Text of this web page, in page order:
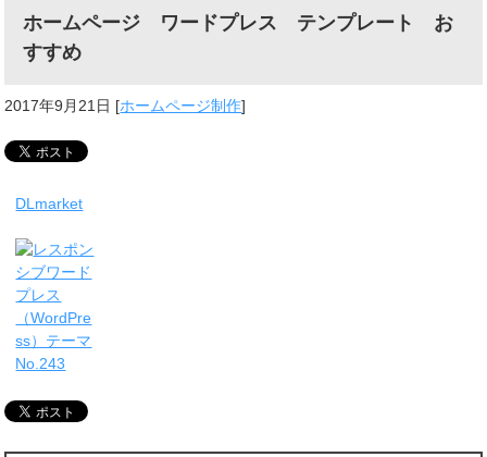
ホームページ ワードプレス テンプレート お
すすめ
2017年9月21日 [ホームページ制作]
DLmarket